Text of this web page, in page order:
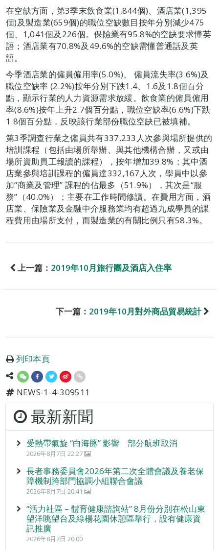
在空缺方面，第3季末飲食業(1,844個)、酒店業(1,395
個)及製造業(659個)的職位空缺數目按年分別減少475
個、1,041個及226個。保險業有95.8%的空缺要求懂英
語；酒店業有70.8%及49.6%的空缺需懂普通話及英
語。
今季酒店業的僱員僱用率(5.0%)、 僱員流失率(3.6%)及
職位空缺率 (2.2%)按年分別下跌1.4、1.6及1.8個百分
點，顯示行業的人力資源需求放緩。飲食業的僱員僱用
率(8.6%)按年上升2.7個百分點，職位空缺率(6.6%)下跌
1.8個百分點，反映該行業部份職位空缺已被填補。
第3季調查行業之僱員共有337,233人次參與場所提供的
培訓課程（包括由場所舉辦、與其他機構合辦，又或由
場所資助員工報讀的課程），按年增加39.8%；其中酒
店業參與培訓課程的僱員達332,167人次，學員中以參
加“商業及管理” 課程的佔最多（51.9%），其次是“服
務”（40.0%）；主要在工作時間修讀。在費用方面，酒
店業、保險業及金融中介服務業均有超過九成學員的課
程費用由場所支付，而製造業的有關比例只有58.3%。
上一篇： 2019年10月旅行團及酒店入住率
下一篇： 2019年10月對外商品貿易統計
列印本頁
NEWS-1-4-309511
最新新聞
受熱帶氣旋 “白海豚” 影響 部分航班取消
2026年8月7日 22:27
長者事務委員會2026年第二次全體會議及養老保
障機制跨部門協調小組聯合會議
2026年8月7日 20:41
“活力社區 – 體育健康諮詢站” 8月份分別在松山東
望洋眺望台及綠楊花園休憩區舉行，設有健康資
訊推廣
2026年8月7日 20:00